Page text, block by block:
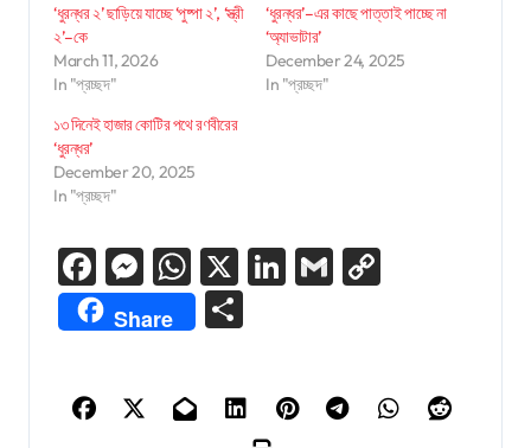
‘ধুরন্ধর ২’ ছাড়িয়ে যাচ্ছে ‘পুষ্পা ২’, ‘স্ত্রী
২’–কে
March 11, 2026
In "প্রচ্ছদ"
‘ধুরন্ধর’–এর কাছে পাত্তাই পাচ্ছে না
‘অ্যাভাটার’
December 24, 2025
In "প্রচ্ছদ"
১৩ দিনেই হাজার কোটির পথে রণবীরের
‘ধুরন্ধর’
December 20, 2025
In "প্রচ্ছদ"
Facebook
Messenger
WhatsApp
X LinkedIn
Gmail
Share